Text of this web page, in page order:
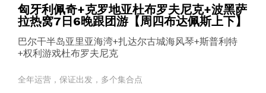
匈牙利佩奇+克罗地亚杜布罗夫尼克+波黑萨
拉热窝7日6晚跟团游【周四布达佩斯上下】
巴尔干半岛亚里亚海湾+扎达尔古城海风琴+斯普利特
+权利游戏杜布罗夫尼克
全年运营，保证出发，多个集合点